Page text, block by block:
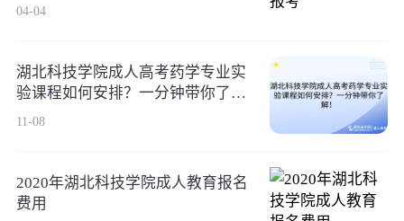
04-04
湖北科技学院成人高考药学专业实
验课程如何安排？一分钟带你了
解！
11-08
2020年湖北科技学院成人教育报名
费用